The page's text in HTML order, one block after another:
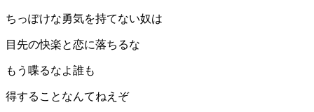
ちっぽけな勇気を持てない奴は
目先の快楽と恋に落ちるな
もう喋るなよ誰も
得することなんてねえぞ